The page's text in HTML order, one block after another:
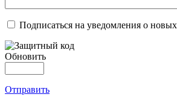
Подписаться на уведомления о
Обновить
Отправить